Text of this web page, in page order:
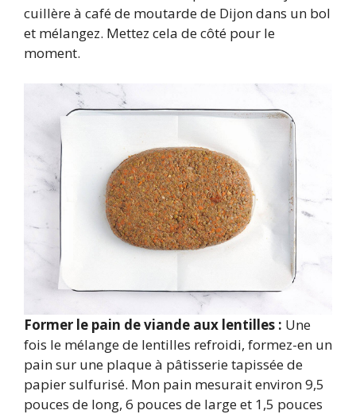
cuillère à café de moutarde de Dijon dans un bol
et mélangez. Mettez cela de côté pour le
moment.
Former le pain de viande aux lentilles : Une
fois le mélange de lentilles refroidi, formez-en un
pain sur une plaque à pâtisserie tapissée de
papier sulfurisé. Mon pain mesurait environ 9,5
pouces de long, 6 pouces de large et 1,5 pouces